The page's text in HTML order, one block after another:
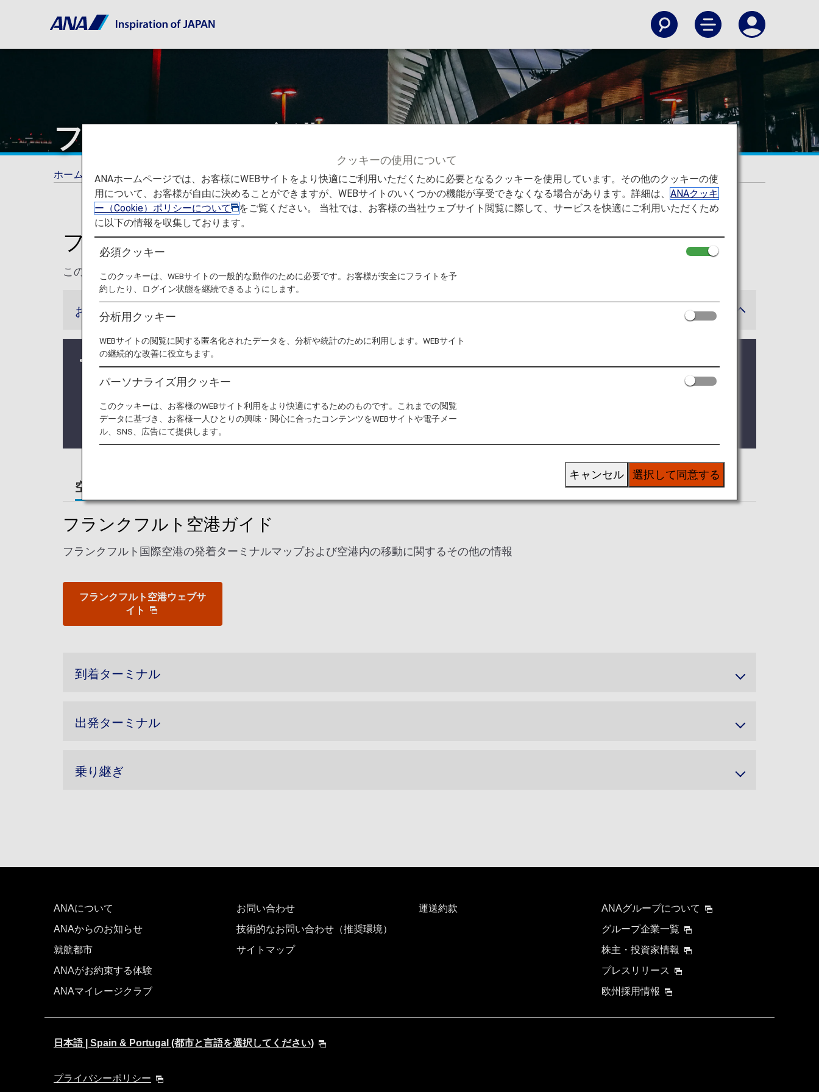
フランクフルト空港
ホーム ご旅行の準備 空港と都市に関する情報 フランクフルト空港
フランクフルト空港からの発着
このページでは、フランクフルト国際空港から目的地までの役立つ情報をご紹介します。
お知らせ
EU加盟国における新たな出入域システム（EES）の運用について
新たな出入域システム（EES）の運用が2025年10月12日から開始されます。
つまり、国境通過地点におけるデータ収集は段階的に始まり、2026年4月10日までに全面的に実施される予定です。
詳細についてはEUウェブサイト
空港ガイド
フランクフルト空港ガイド
フランクフルト国際空港の発着ターミナルマップおよび空港内の移動に関するその他の情報
フランクフルト空港ウェブサ
イト
到着ターミナル
出発ターミナル
乗り継ぎ
ANAについて
ANAからのお知らせ
就航都市
ANAがお約束する体験
ANAマイレージクラブ
お問い合わせ
技術的なお問い合わせ（推奨環境）
サイトマップ
運送約款
ANAグループについて
グループ企業一覧
株主・投資家情報
プレスリリース
欧州採用情報
日本語 | Spain & Portugal (都市と言語を選択してください)
プライバシーポリシー
クッキーの使用について
ANAホームページでは、お客様にWEBサイトをより快適にご利用いただくために必要となるクッキーを使用しています。その他のクッキーの使
用について、お客様が自由に決めることができますが、WEBサイトのいくつかの機能が享受できなくなる場合があります。詳細は、ANAクッキ
ー（Cookie）ポリシーについて
をご覧ください。 当社では、お客様の当社ウェブサイト閲覧に際して、サービスを快適にご利用いただくため
に以下の情報を収集しております。
必須クッキー
このクッキーは、WEBサイトの一般的な動作のために必要です。お客様が安全にフライトを予
約したり、ログイン状態を継続できるようにします。
分析用クッキー
WEBサイトの閲覧に関する匿名化されたデータを、分析や統計のために利用します。WEBサイト
の継続的な改善に役立ちます。
パーソナライズ用クッキー
このクッキーは、お客様のWEBサイト利用をより快適にするためのものです。これまでの閲覧
データに基づき、お客様一人ひとりの興味・関心に合ったコンテンツをWEBサイトや電子メー
ル、SNS、広告にて提供します。
選択して同意する
キャンセル